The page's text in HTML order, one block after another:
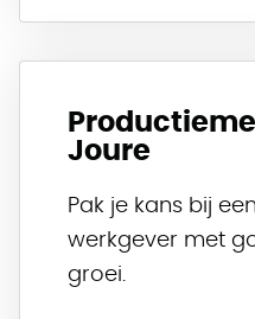
Joure
Pak je kans bij
werkgever met
groei.